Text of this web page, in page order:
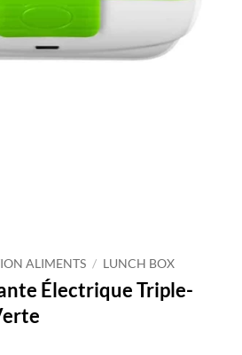
ALIMENTS / LUNCH BOX
Électrique Triple-